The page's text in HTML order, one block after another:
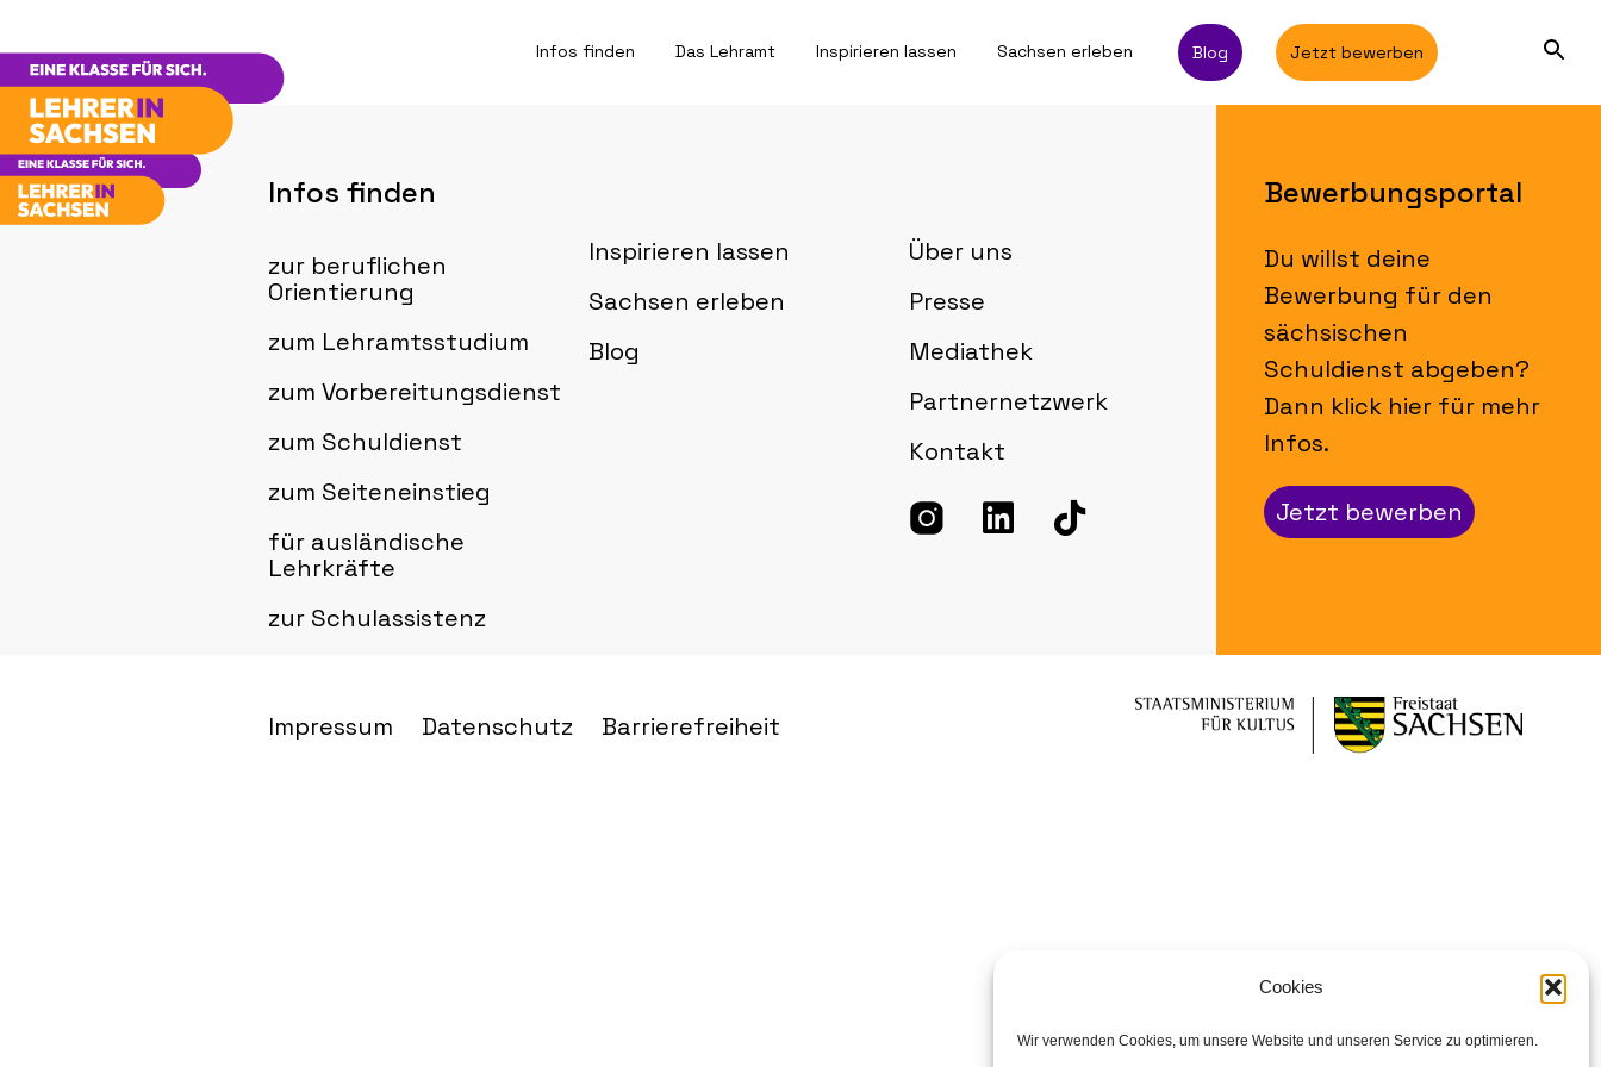
Cookies
Wir verwenden Cookies, um unsere Website und unseren Service zu optimieren.
Infos finden Das Lehramt Inspirieren lassen Sachsen erleben Blog Jetzt bewerben
Infos finden
zur beruflichen
Orientierung
zum Lehramtsstudium
zum Vorbereitungsdienst
zum Schuldienst
zum Seiteneinstieg
für ausländische
Lehrkräfte
zur Schulassistenz
Inspirieren lassen
Sachsen erleben
Blog
Über uns
Presse
Mediathek
Partnernetzwerk
Kontakt
Bewerbungsportal
Du willst deine
Bewerbung für den
sächsischen
Schuldienst abgeben?
Dann klick hier für mehr
Infos.
Jetzt bewerben
Impressum Datenschutz Barrierefreiheit